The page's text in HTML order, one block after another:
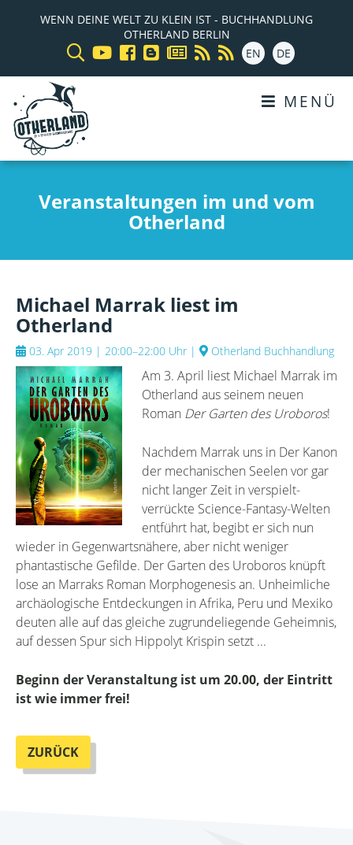
WENN DEINE WELT ZU KLEIN IST - BUCHHANDLUNG
OTHERLAND BERLIN
EN
DE
MENÜ
Veranstaltungen im und vom
Otherland
Michael Marrak liest im
Otherland
03. Apr 2019 | 20:00–22:00 Uhr | Otherland Buchhandlung
Am 3. April liest Michael Marrak im
Otherland aus seinem neuen
Roman Der Garten des Uroboros!
Nachdem Marrak uns in Der Kanon
der mechanischen Seelen vor gar
nicht langer Zeit in verspielt-
verrückte Science-Fantasy-Welten
entführt hat, begibt er sich nun
wieder in Gegenwartsnähere, aber nicht weniger
phantastische Gefilde. Der Garten des Uroboros knüpft
lose an Marraks Roman Morphogenesis an. Unheimliche
archäologische Entdeckungen in Afrika, Peru und Mexiko
deuten alle auf das gleiche zugrundeliegende Geheimnis,
auf dessen Spur sich Hippolyt Krispin setzt ...
Beginn der Veranstaltung ist um 20.00, der Eintritt
ist wie immer frei!
ZURÜCK